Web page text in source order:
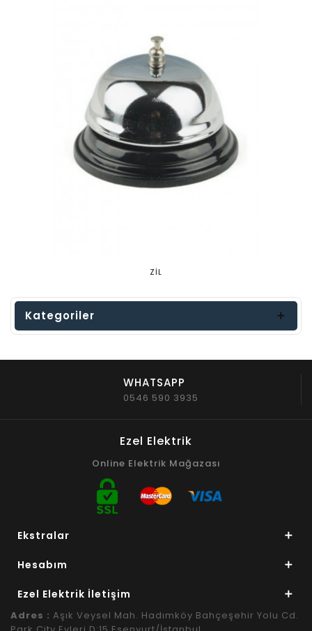
ZİL
Kategoriler
WHATSAPP
0546 590 3935
Ezel Elektrik
Online Elektrik Mağazası
Ekstralar
Hesabım
Ezel Elektrik İletişim
Adres : Aşık Veysel Mah. Hadımköy Bahçeşehir Yolu Cd.